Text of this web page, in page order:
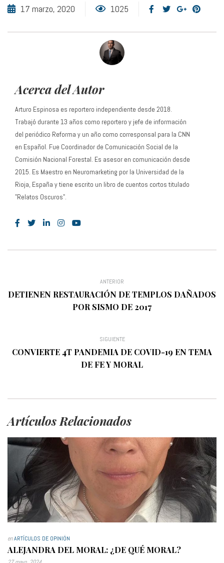
Acerca del Autor
Trabajó durante 13 años como reportero y jefe de información
del periódico Reforma y un año como corresponsal para la CNN
en Español. Fue Coordinador de Comunicación Social de la
Comisión Nacional Forestal. Es asesor en comunicación desde
2015. Es Maestro en Neuromarketing por la Universidad de la
Rioja, España y tiene escrito un libro de cuentos cortos titulado
"Relatos Oscuros".
DETIENEN RESTAURACIÓN DE TEMPLOS DAÑADOS
POR SISMO DE 2017
CONVIERTE 4T PANDEMIA DE COVID-19 EN TEMA
DE FE Y MORAL
Artículos Relacionados
ALEJANDRA DEL MORAL: ¿DE QUÉ MORAL?
27 mayo, 2024